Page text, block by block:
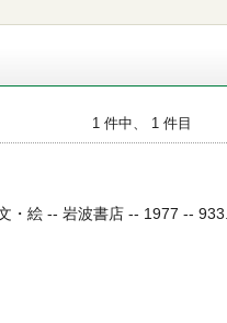
1 件中、 1 件目
・絵 -- 岩波書店 -- 1977 --